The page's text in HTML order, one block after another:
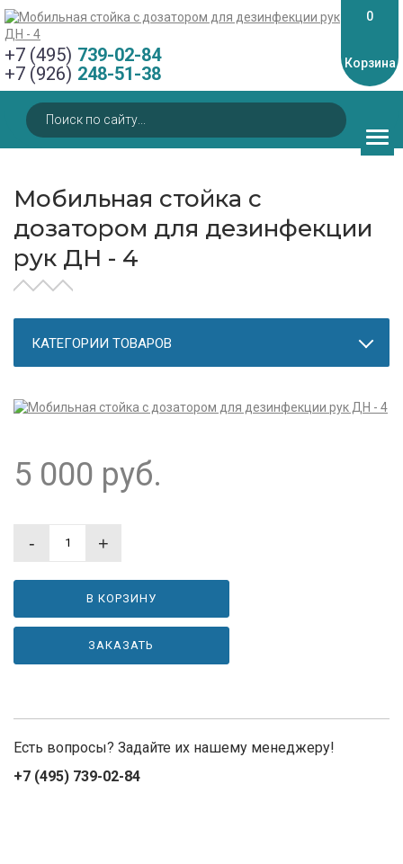
+7 (495) 739-02-84
+7 (926) 248-51-38
0
Корзина
Мобильная стойка с
дозатором для дезинфекции
рук ДН - 4
КАТЕГОРИИ ТОВАРОВ
5 000 руб.
- +
В КОРЗИНУ
ЗАКАЗАТЬ
Есть вопросы? Задайте их нашему менеджеру!
+7 (495) 739-02-84